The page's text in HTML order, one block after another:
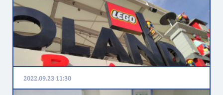
2022.09.23 11:30